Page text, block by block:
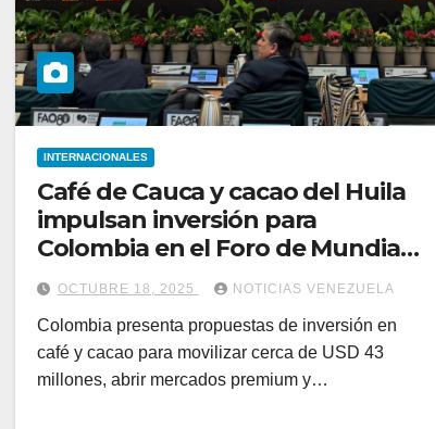
INTERNACIONALES
Café de Cauca y cacao del Huila
impulsan inversión para
Colombia en el Foro de Mundial
de la FAO
OCTUBRE 18, 2025 NOTICIAS VENEZUELA
Colombia presenta propuestas de inversión en
café y cacao para movilizar cerca de USD 43
millones, abrir mercados premium y…